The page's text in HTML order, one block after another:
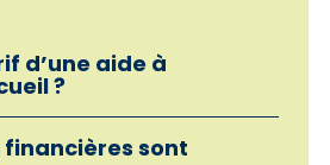
d’une aide à
?
financières sont